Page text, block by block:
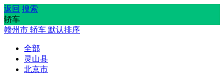
返回 搜索
轿车
赣州市 轿车 默认排序
全部
灵山县
北京市